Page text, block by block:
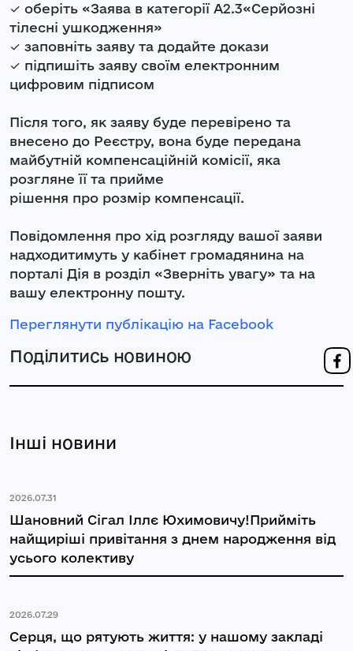
✓ оберіть «Заява в категорії А2.3«Серйозні
тілесні ушкодження»
✓ заповніть заяву та додайте докази
✓ підпишіть заяву своїм електронним
цифровим підписом
Після того, як заяву буде перевірено та
внесено до Реєстру, вона буде передана
майбутній компенсаційній комісії, яка
розгляне її та прийме
рішення про розмір компенсації.
Повідомлення про хід розгляду вашої заяви
надходитимуть у кабінет громадянина на
порталі Дія в розділ «Зверніть увагу» та на
вашу електронну пошту.
Переглянути публікацію на Facebook
Поділитись новиною
Інші новини
2026.07.31
Шановний Сігал Іллє Юхимовичу!Прийміть
найщиріші привітання з днем народження від
усього колективу
2026.07.29
Серця, що рятують життя: у нашому закладі